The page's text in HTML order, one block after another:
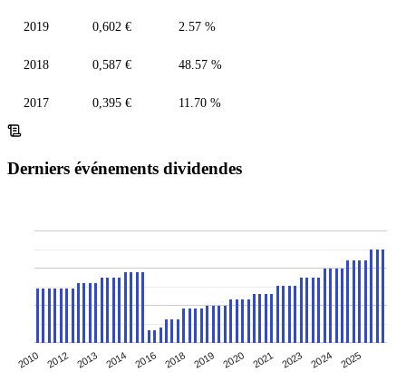
2019 0,602 € 2.57 %
2018 0,587 € 48.57 %
2017 0,395 € 11.70 %
Derniers événements dividendes
2010 2012 2013 2014 2016 2018 2019 2020 2021 2023 2024 2025